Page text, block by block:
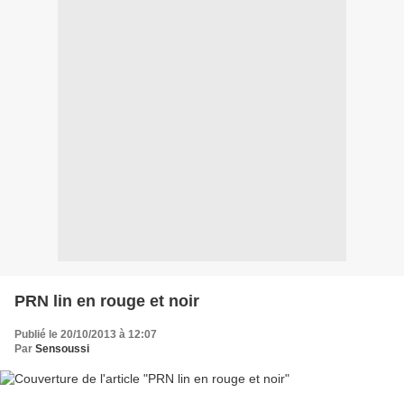
PRN lin en rouge et noir
Publié le 20/10/2013 à 12:07
Par Sensoussi